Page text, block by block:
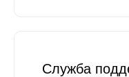
Служба